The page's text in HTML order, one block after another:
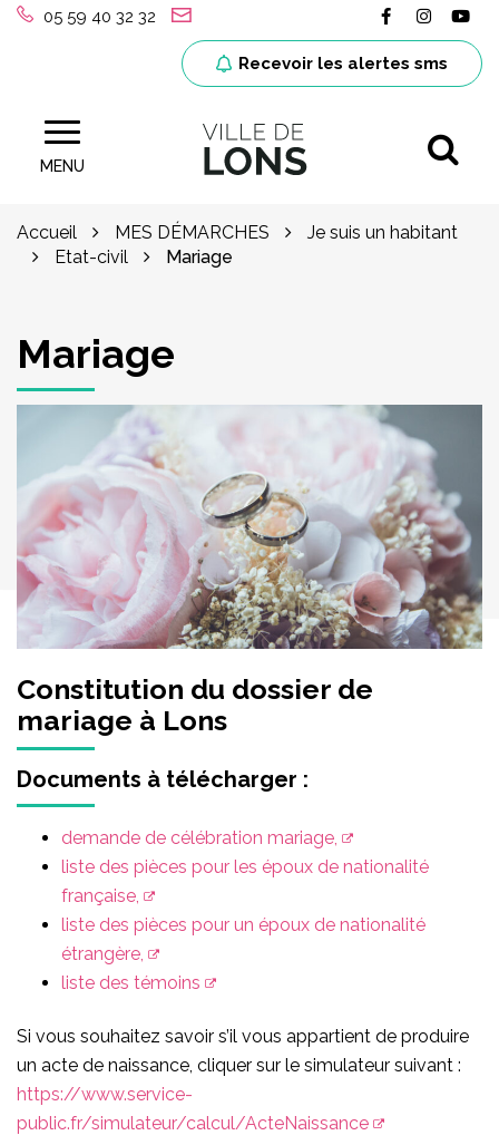
Gestion des traceurs
05 59 40 32 32 Lien vers le
Lien
Recevoir les alertes sms
MENU Site officiel de la ville de Lons (64)
Accueil MES DÉMARCHES
Je suis un habitant
Etat-civil
Mariage
Mariage
Constitution du dossier de
mariage à Lons
Documents à télécharger :
demande de célébration mariage,
liste des pièces pour les époux de nationalité
française,
liste des pièces pour un époux de nationalité
étrangère,
liste des témoins
Si vous souhaitez savoir s’il vous appartient de produire
un acte de naissance, cliquer sur le simulateur suivant :
https://www.service-
public.fr/simulateur/calcul/ActeNaissance